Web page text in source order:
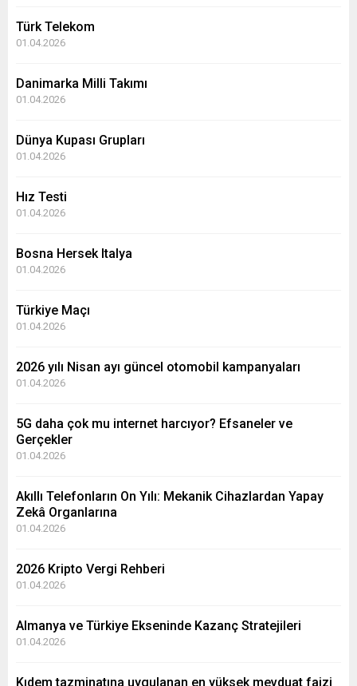
Türk Telekom
01.04.2026
Danimarka Milli Takımı
01.04.2026
Dünya Kupası Grupları
01.04.2026
Hız Testi
01.04.2026
Bosna Hersek Italya
01.04.2026
Türkiye Maçı
01.04.2026
2026 yılı Nisan ayı güncel otomobil kampanyaları
01.04.2026
5G daha çok mu internet harcıyor? Efsaneler ve
Gerçekler
01.04.2026
Akıllı Telefonların On Yılı: Mekanik Cihazlardan Yapay
Zekâ Organlarına
01.04.2026
2026 Kripto Vergi Rehberi
01.04.2026
Almanya ve Türkiye Ekseninde Kazanç Stratejileri
01.04.2026
Kıdem tazminatına uygulanan en yüksek mevduat faizi